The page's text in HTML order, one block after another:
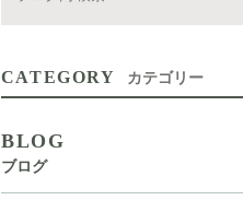
CATEGORY カテゴリー
BLOG
ブログ